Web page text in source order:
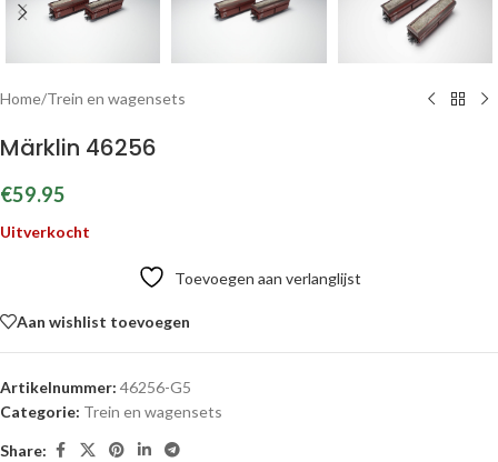
Home/Trein en wagensets
Märklin 46256
€59.95
Uitverkocht
Toevoegen aan verlanglijst
Aan wishlist toevoegen
Artikelnummer: 46256-G5
Categorie: Trein en wagensets
Share: